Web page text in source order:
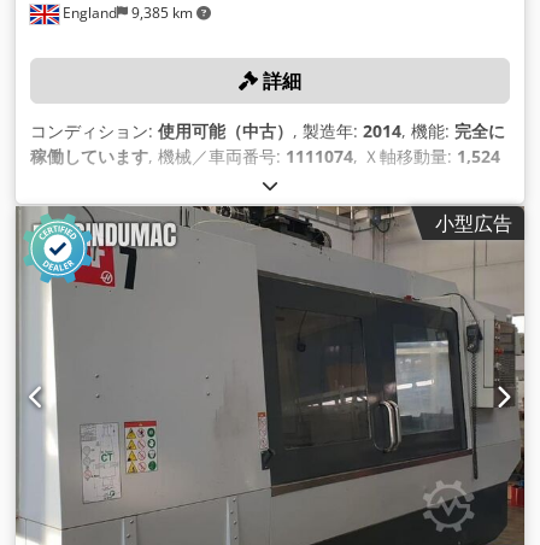
England 9,385 km
詳細
コンディション: 使用可能（中古） , 製造年: 2014, 機能: 完全に
稼働しています, 機械／車両番号: 1111074, Ｘ軸移動量: 1,524
, Z軸移動距離:
長さ:1,575 mm, 主軸回転速度（最大）:7,500 回転/分,
小型広告